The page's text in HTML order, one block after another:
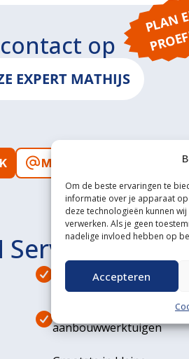
Om de beste ervaringen te
informatie over je apparaat
deze technologieën kunnen
verwerken. Als je geen
nadelige invloed hebben op
Accepteren
op
EXPERT MATHIJS
MAIL ONS
Service
Eigen transportservice
aanbouwwerktuigen